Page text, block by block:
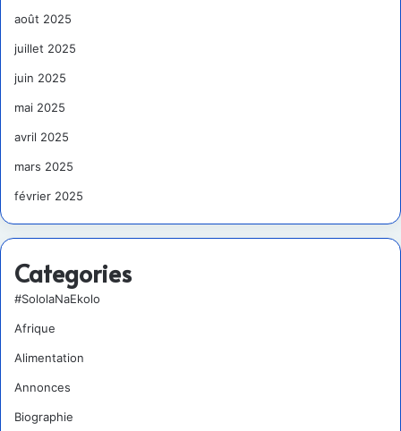
août 2025
juillet 2025
juin 2025
mai 2025
avril 2025
mars 2025
février 2025
Categories
#SololaNaEkolo
Afrique
Alimentation
Annonces
Biographie